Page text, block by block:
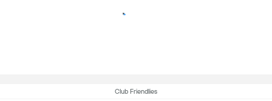
Club Friendlies